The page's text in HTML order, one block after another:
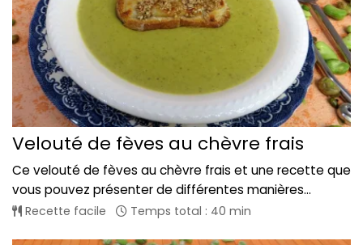
Velouté de fèves au chèvre frais
Ce velouté de fèves au chèvre frais et une recette que
vous pouvez présenter de différentes manières...
Recette facile Temps total : 40 min